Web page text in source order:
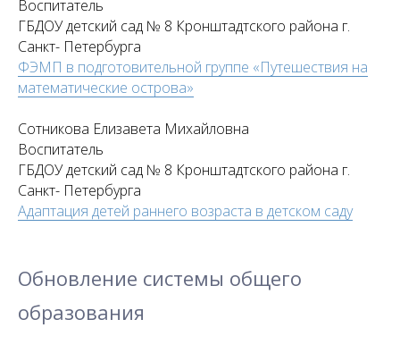
Воспитатель
ГБДОУ детский сад № 8 Кронштадтского района г.
Санкт- Петербурга
ФЭМП в подготовительной группе «Путешествия на
математические острова»
Сотникова Елизавета Михайловна
Воспитатель
ГБДОУ детский сад № 8 Кронштадтского района г.
Санкт- Петербурга
Адаптация детей раннего возраста в детском саду
Обновление системы общего
образования